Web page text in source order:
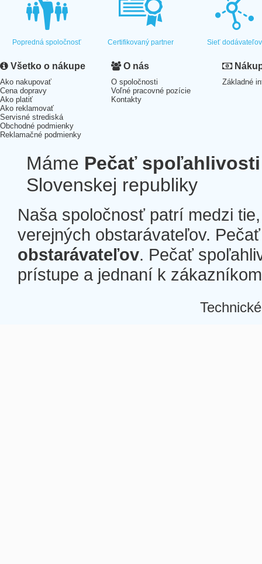
Popredná spoločnosť Certifikovaný partner Sieť dodávateľov
Všetko o nákupe
Ako nakupovať
Cena dopravy
Ako platiť
Ako reklamovať
Servisné strediská
Obchodné podmienky
Reklamačné podmienky
O nás
O spoločnosti
Voľné pracovné pozície
Kontakty
Základné
Máme Pečať spoľahlivosti
Slovenskej republiky
Naša spoločnosť patrí medzi
verejných obstarávateľov.
obstarávateľov. Pečať
prístupe a jednaní k